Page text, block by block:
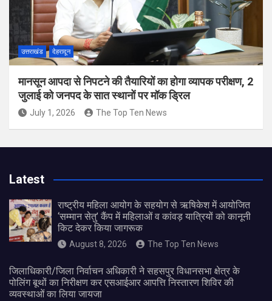
उत्तराखंड देहरादून
मानसून आपदा से निपटने की तैयारियों का होगा व्यापक परीक्षण, 2
जुलाई को जनपद के सात स्थानों पर मॉक ड्रिल
July 1, 2026 The Top Ten News
Latest
राष्ट्रीय महिला आयोग के सहयोग से ऋषिकेश में आयोजित
‘सम्मान सेतु’ कैंप में महिलाओं व कांवड़ यात्रियों को कानूनी
किट देकर किया जागरूक
August 8, 2026 The Top Ten News
जिलाधिकारी/जिला निर्वाचन अधिकारी ने सहसपुर विधानसभा क्षेत्र के
पोलिंग बूथों का निरीक्षण कर एसआईआर आपत्ति निस्तारण शिविर की
व्यवस्थाओं का लिया जायजा